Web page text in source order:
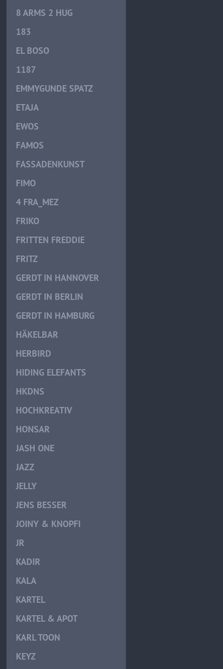
8 ARMS 2 HUG
183
EL BOSO
1187
EMMYGUNDE SPATZ
ETAJA
EWOS
FAMOS
FASSADENKUNST
FIMO
4 FRA_MEZ
FRIKO
FRITTEN FREDDIE
FRITZ
GERDT IN HANNOVER
GERDT IN BERLIN
GERDT IN HAMBURG
HÄKELBAR
HERBIRD
HIDING ELEFANTS
HKDNS
HOCHKREATIV
HONSAR
JASH ONE
JAZZ
JELLY
JENS BESSER
JOINY & KNOPFI
JR
KADIR
KALA
KARTEL
KARTEL & APOT
KARL TOON
KEYZ